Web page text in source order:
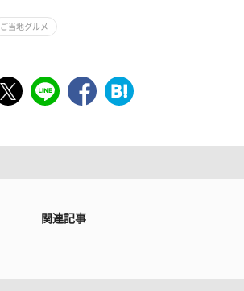
ご当地グルメ
関連記事